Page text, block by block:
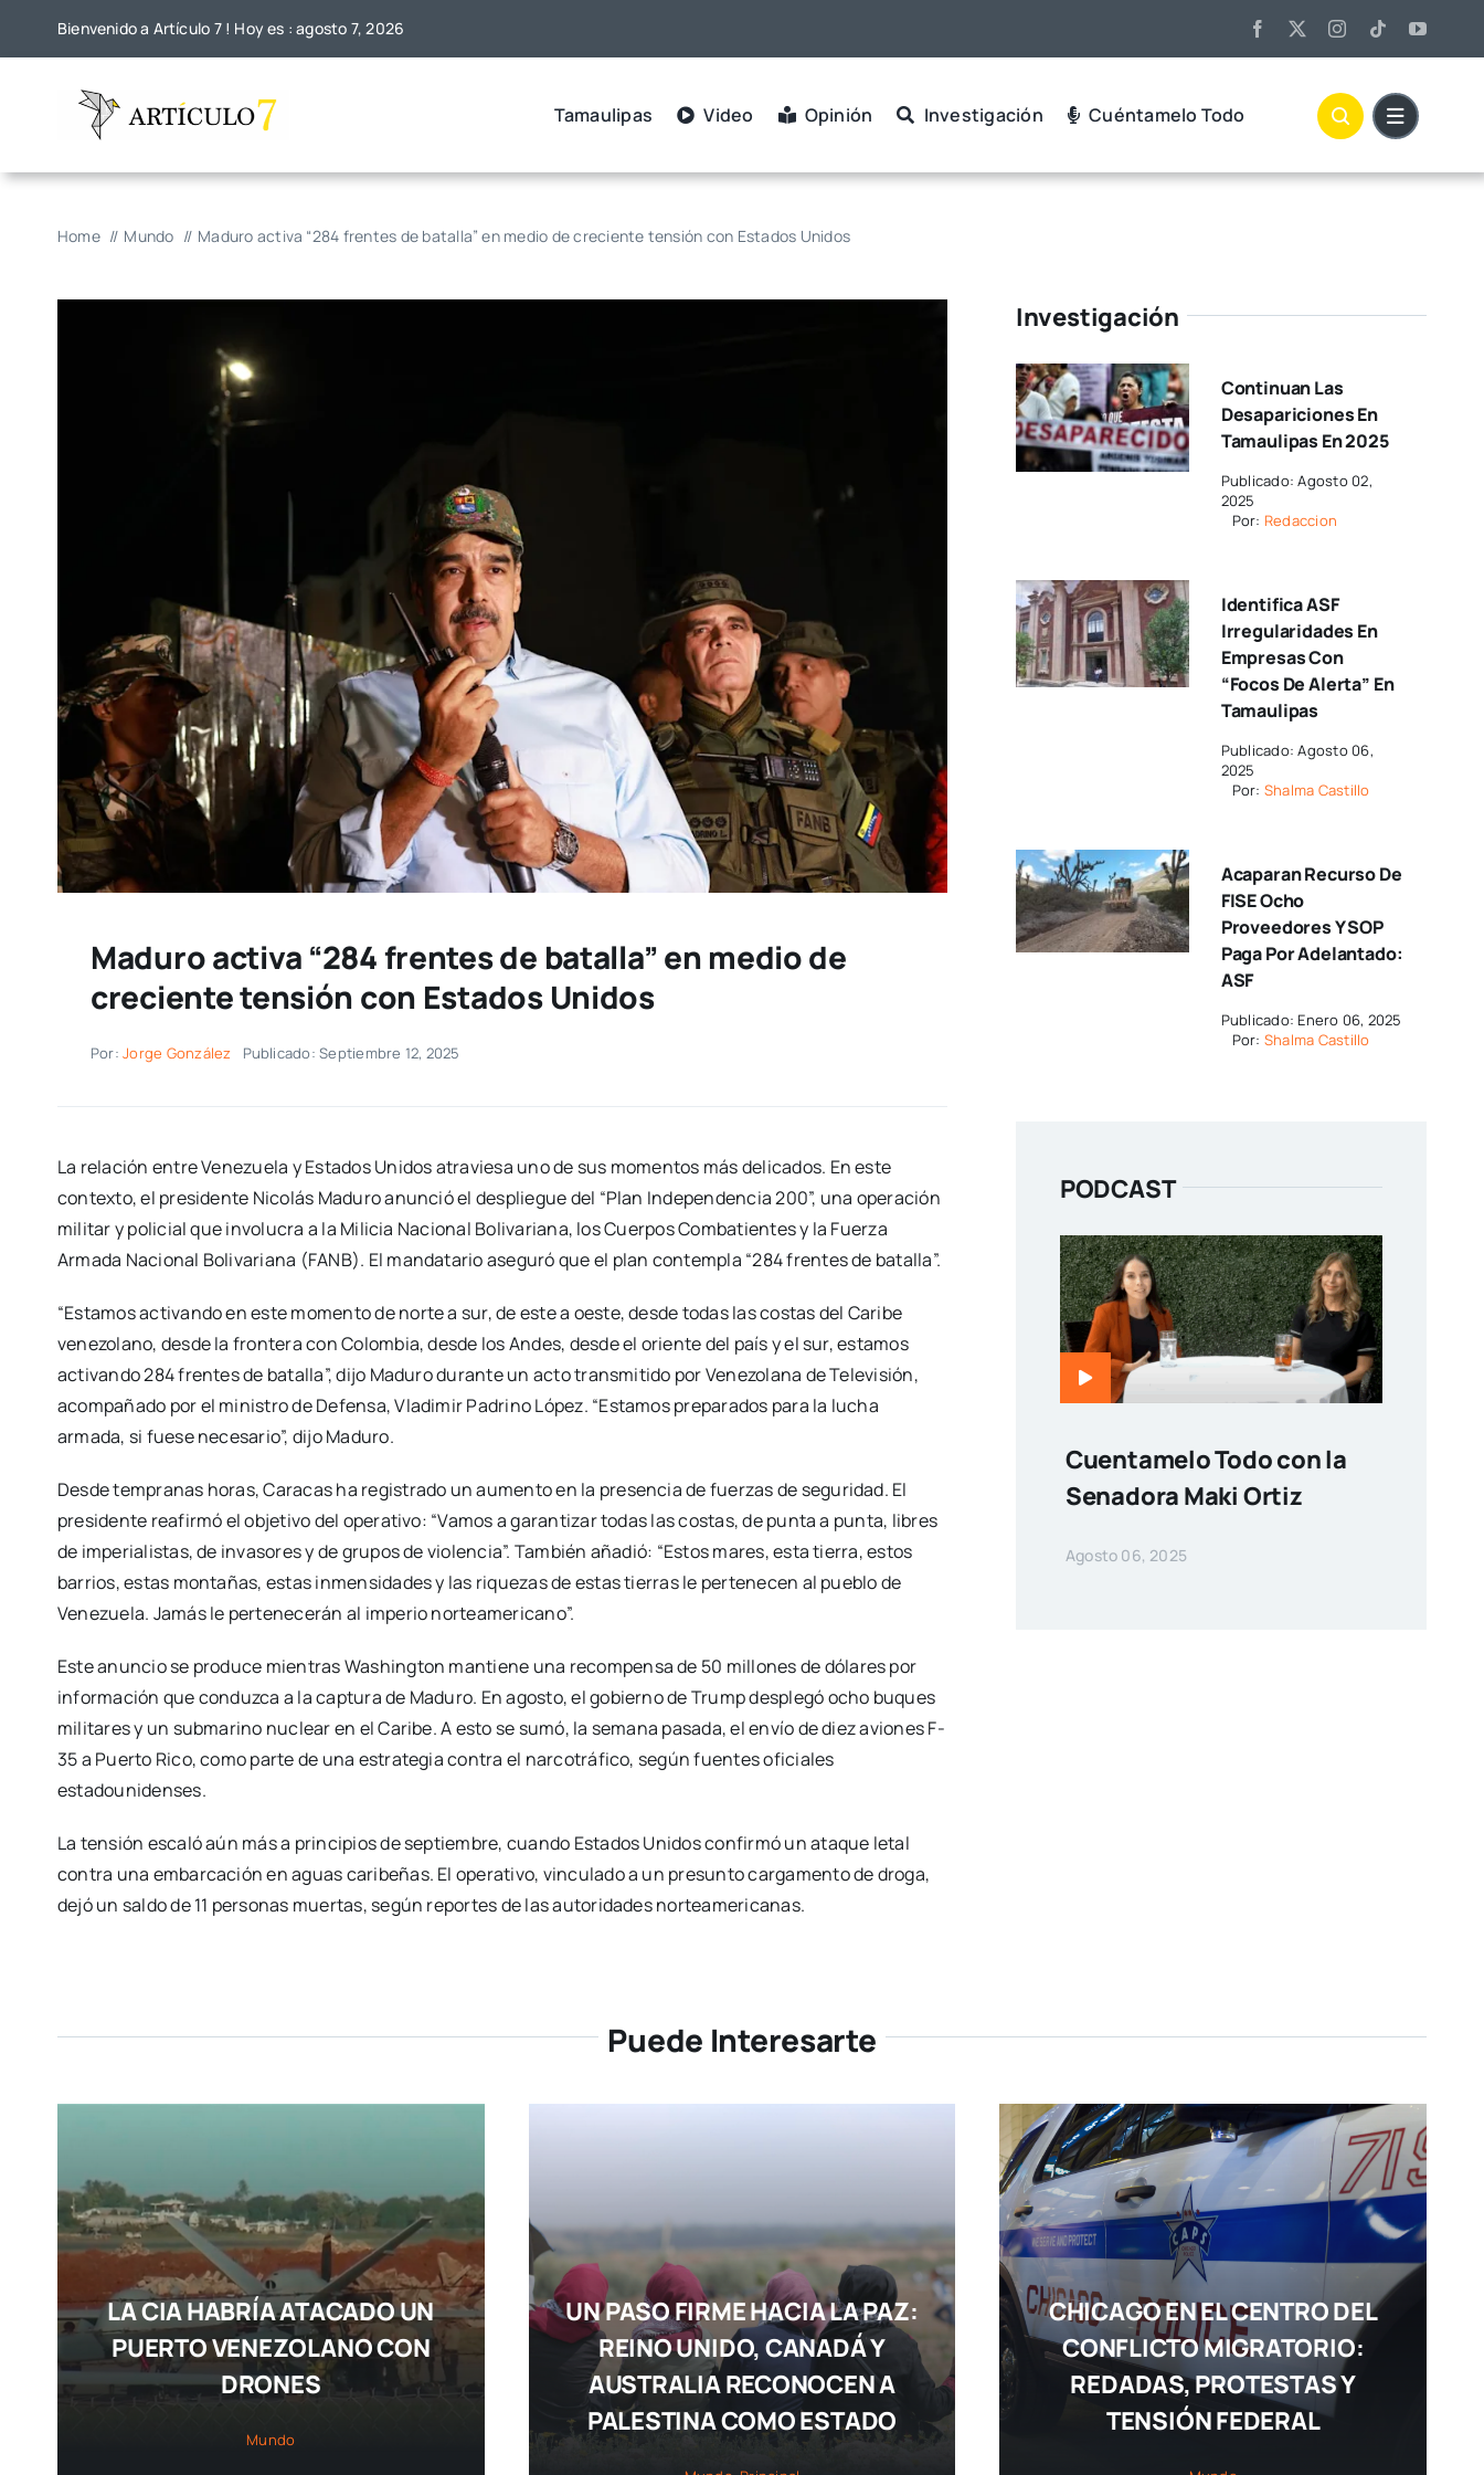
Bienvenido a Artículo 7 ! Hoy es : agosto 7, 2026
Tamaulipas Video Opinión Investigación Cuéntamelo Todo
Home Mundo Maduro activa “284 frentes de batalla” en medio de creciente tensión con Estados Unidos
Maduro activa “284 frentes de batalla” en medio de
creciente tensión con Estados Unidos
Por:Jorge González Publicado: Septiembre 12, 2025
La relación entre Venezuela y Estados Unidos atraviesa uno de sus momentos más delicados. En este
contexto, el presidente Nicolás Maduro anunció el despliegue del “Plan Independencia 200”, una operación
militar y policial que involucra a la Milicia Nacional Bolivariana, los Cuerpos Combatientes y la Fuerza
Armada Nacional Bolivariana (FANB). El mandatario aseguró que el plan contempla “284 frentes de batalla”.
“Estamos activando en este momento de norte a sur, de este a oeste, desde todas las costas del Caribe
venezolano, desde la frontera con Colombia, desde los Andes, desde el oriente del país y el sur, estamos
activando 284 frentes de batalla”, dijo Maduro durante un acto transmitido por Venezolana de Televisión,
acompañado por el ministro de Defensa, Vladimir Padrino López. “Estamos preparados para la lucha
armada, si fuese necesario”, dijo Maduro.
Desde tempranas horas, Caracas ha registrado un aumento en la presencia de fuerzas de seguridad. El
presidente reafirmó el objetivo del operativo: “Vamos a garantizar todas las costas, de punta a punta, libres
de imperialistas, de invasores y de grupos de violencia”. También añadió: “Estos mares, esta tierra, estos
barrios, estas montañas, estas inmensidades y las riquezas de estas tierras le pertenecen al pueblo de
Venezuela. Jamás le pertenecerán al imperio norteamericano”.
Este anuncio se produce mientras Washington mantiene una recompensa de 50 millones de dólares por
información que conduzca a la captura de Maduro. En agosto, el gobierno de Trump desplegó ocho buques
militares y un submarino nuclear en el Caribe. A esto se sumó, la semana pasada, el envío de diez aviones F-
35 a Puerto Rico, como parte de una estrategia contra el narcotráfico, según fuentes oficiales
estadounidenses.
La tensión escaló aún más a principios de septiembre, cuando Estados Unidos confirmó un ataque letal
contra una embarcación en aguas caribeñas. El operativo, vinculado a un presunto cargamento de droga,
dejó un saldo de 11 personas muertas, según reportes de las autoridades norteamericanas.
Investigación
Continuan Las
Desapariciones En
Tamaulipas En 2025
Publicado: Agosto 02,
2025
Por: Redaccion
Identifica ASF
Irregularidades En
Empresas Con
“focos De Alerta” En
Tamaulipas
Publicado: Agosto 06,
2025
Por: Shalma Castillo
Acaparan Recurso De
FISE Ocho
Proveedores Y SOP
Paga Por Adelantado:
ASF
Publicado: Enero 06, 2025
Por: Shalma Castillo
PODCAST
Cuentamelo Todo con la
Senadora Maki Ortiz
Agosto 06, 2025
Puede Interesarte
LA CIA HABRÍA ATACADO UN
PUERTO VENEZOLANO CON
DRONES
Mundo
UN PASO FIRME HACIA LA PAZ:
REINO UNIDO, CANADÁ Y
AUSTRALIA RECONOCEN A
PALESTINA COMO ESTADO
CHICAGO EN EL CENTRO DEL
CONFLICTO MIGRATORIO:
REDADAS, PROTESTAS Y
TENSIÓN FEDERAL